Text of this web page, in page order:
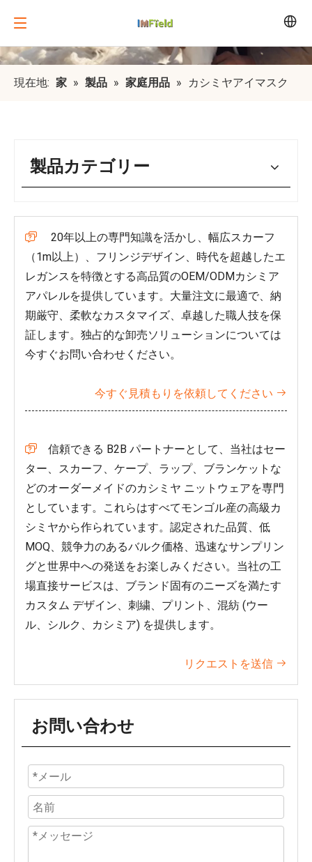
現在地: 家 » 製品 » 家庭用品 » カシミヤアイマスク
製品カテゴリー

20年以上の専門知識を活かし、幅広スカーフ
（1m以上）、フリンジデザイン、時代を超越したエ
レガンスを特徴とする高品質のOEM/ODMカシミア
アパレルを提供しています。大量注文に最適で、納
期厳守、柔軟なカスタマイズ、卓越した職人技を保
証します。独占的な卸売ソリューションについては
今すぐお問い合わせください。
今すぐ見積もりを依頼してください 

信頼できる B2B パートナーとして、当社はセー
ター、スカーフ、ケープ、ラップ、ブランケットな
どのオーダーメイドのカシミヤ ニットウェアを専門
としています。これらはすべてモンゴル産の高級カ
シミヤから作られています。認定された品質、低
MOQ、競争力のあるバルク価格、迅速なサンプリン
グと世界中への発送をお楽しみください。当社の工
場直接サービスは、ブランド固有のニーズを満たす
カスタム デザイン、刺繍、プリント、混紡 (ウー
ル、シルク、カシミア) を提供します。
リクエストを送信 
お問い合わせ